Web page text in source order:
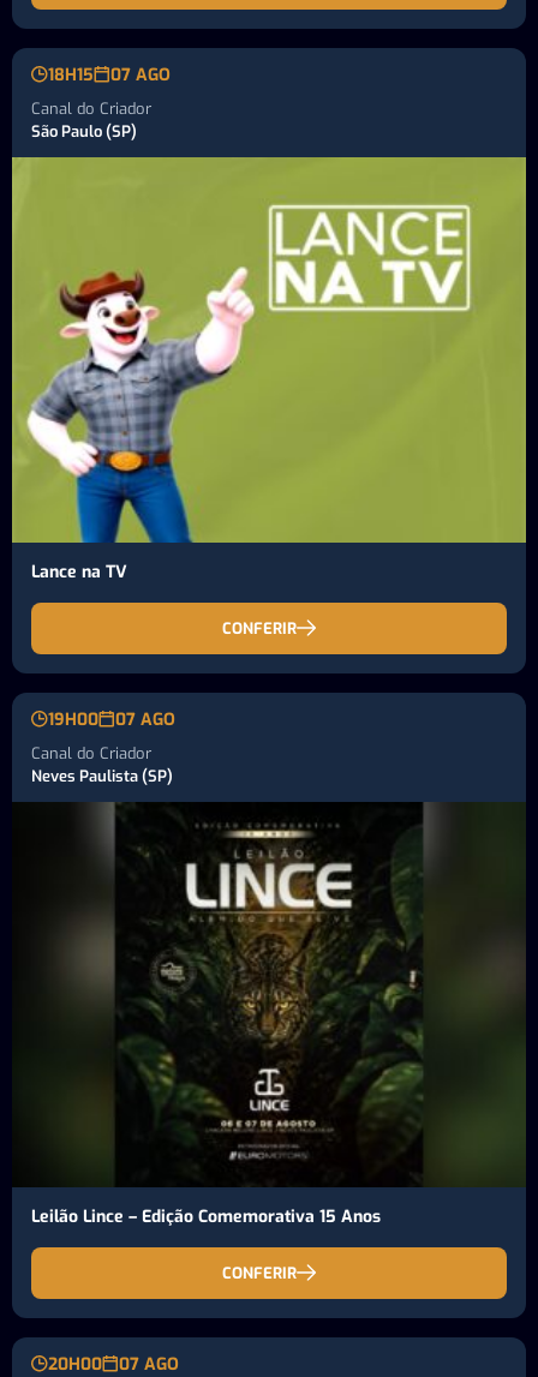
18H15 07 AGO
Canal do Criador
São Paulo (SP)
Lance na TV
CONFERIR
19H00 07 AGO
Canal do Criador
Neves Paulista (SP)
Leilão Lince – Edição Comemorativa 15 Anos
CONFERIR
20H00 07 AGO